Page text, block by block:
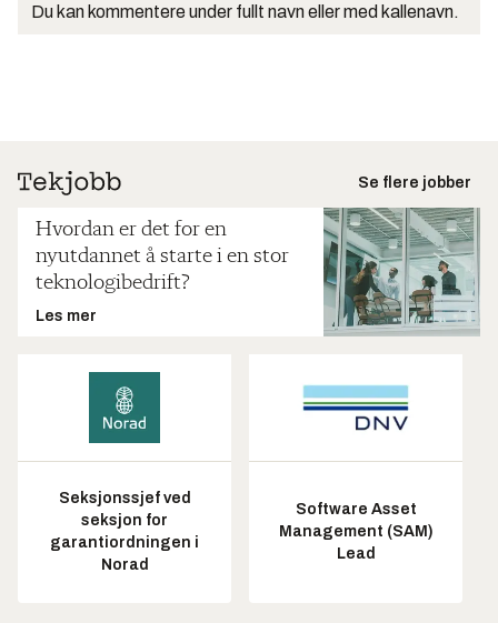
Du kan kommentere under fullt navn eller med kallenavn.
Se flere jobber
Hvordan er det for en
nyutdannet å starte i en stor
teknologibedrift?
Les mer
Seksjonssjef ved
seksjon for
garantiordningen i
Norad
Software Asset
Management (SAM)
Lead